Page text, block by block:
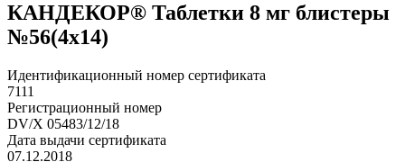
КАНДЕКОР® Таблетки 8 мг блистеры
№56(4x14)
Идентификационный номер сертификата
7111
Регистрационный номер
DV/X 05483/12/18
Дата выдачи сертификата
07.12.2018